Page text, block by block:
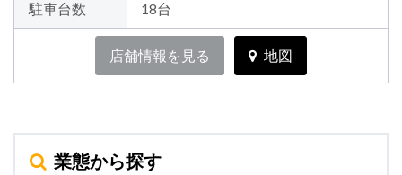
駐車台数 18台
店舗情報を見る 地図
業態から探す